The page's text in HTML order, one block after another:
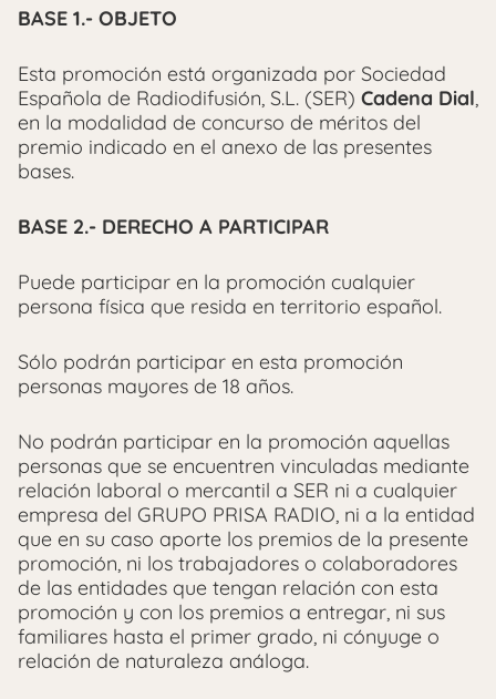
BASE 1.- OBJETO
Esta promoción está organizada por Sociedad
Española de Radiodifusión, S.L. (SER) Cadena Dial,
en la modalidad de concurso de méritos del
premio indicado en el anexo de las presentes
bases.
BASE 2.- DERECHO A PARTICIPAR
Puede participar en la promoción cualquier
persona física que resida en territorio español.
Sólo podrán participar en esta promoción
personas mayores de 18 años.
No podrán participar en la promoción aquellas
personas que se encuentren vinculadas mediante
relación laboral o mercantil a SER ni a cualquier
empresa del GRUPO PRISA RADIO, ni a la entidad
que en su caso aporte los premios de la presente
promoción, ni los trabajadores o colaboradores
de las entidades que tengan relación con esta
promoción y con los premios a entregar, ni sus
familiares hasta el primer grado, ni cónyuge o
relación de naturaleza análoga.